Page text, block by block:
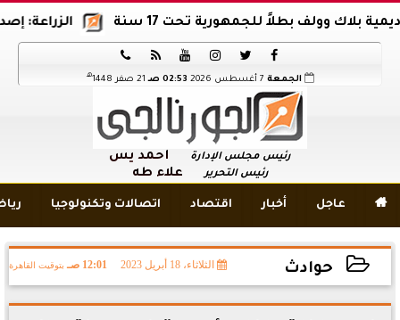
الزراعة: إصدار 12 ألف موافقة وتصريح بالمبيدات خلال 6 شهور وولف بطلاً للجمهورية تحت 17 سنة






الجمعة 02:53 صـ 21 صفر 1448 هـ
رئيس مجلس الإدارة أحمد يس
رئيس التحرير علاء طه
 عاجل أخبار اقتصاد اتصالات وتكنولوجيا
حوادث الثلاثاء، 18 أبريل 2023 12:01 صـ بتوقيت القاهرة
2023-04-18 00:01:01